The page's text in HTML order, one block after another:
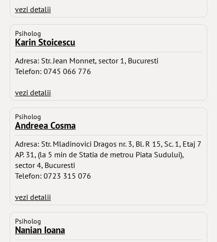
vezi detalii
Psiholog
Karin Stoicescu
Adresa: Str. Jean Monnet, sector 1, Bucuresti
Telefon: 0745 066 776
vezi detalii
Psiholog
Andreea Cosma
Adresa: Str. Mladinovici Dragos nr. 3, Bl. R 15, Sc. 1, Etaj 7
AP. 31, (la 5 min de Statia de metrou Piata Sudului),
sector 4, Bucuresti
Telefon: 0723 315 076
vezi detalii
Psiholog
Nanian Ioana